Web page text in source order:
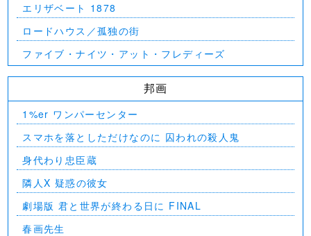
エリザベート 1878
ロードハウス／孤独の街
ファイブ・ナイツ・アット・フレディーズ
邦画
1%er ワンパーセンター
スマホを落としただけなのに 囚われの殺人鬼
身代わり忠臣蔵
隣人X 疑惑の彼女
劇場版 君と世界が終わる日に FINAL
春画先生